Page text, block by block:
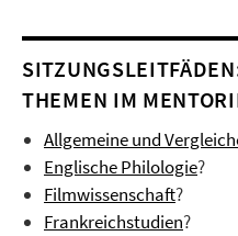
THEMEN IM
Allgemeine und
Englische Philologie?
Filmwissenschaft?
Frankreichstudien?